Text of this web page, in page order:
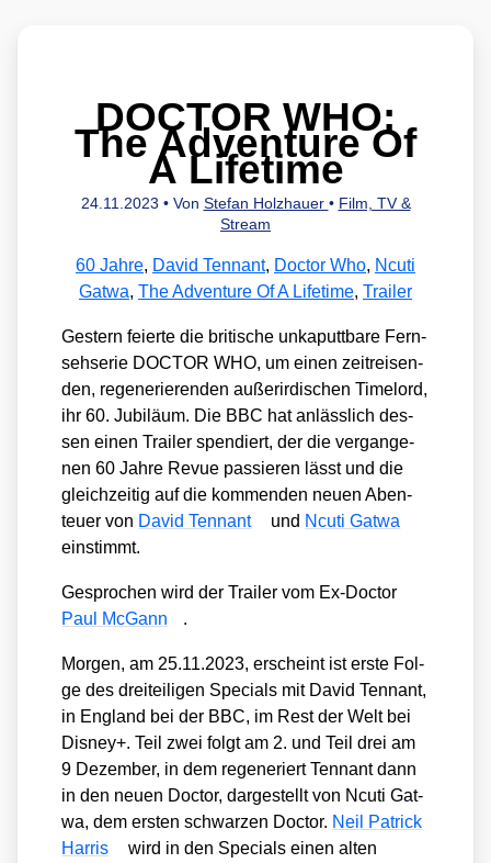
DOCTOR WHO:
The Adventure Of
A Lifetime
24.11.2023 • Von Stefan Holzhauer • Film, TV &
Stream
60 Jahre, David Tennant, Doctor Who, Ncuti
Gatwa, The Adventure Of A Lifetime, Trailer
Ges­tern fei­er­te die bri­ti­sche unka­putt­ba­re Fern­
seh­se­rie DOCTOR WHO, um einen zeit­rei­sen­
den, rege­ne­rie­ren­den außer­ir­di­schen Timelord,
ihr 60. Jubi­lä­um. Die BBC hat anläss­lich des­
sen einen Trai­ler spen­diert, der die ver­gan­ge­
nen 60 Jah­re Revue pas­sie­ren lässt und die
gleich­zei­tig auf die kom­men­den neu­en Aben­
teu­er von David Ten­n­ant und Ncu­ti Gat­wa
ein­stimmt.
Gespro­chen wird der Trai­ler vom Ex-Doc­tor
Paul McGann
.
Mor­gen, am 25.11.2023, erscheint ist ers­te Fol­
ge des drei­tei­li­gen Spe­cials mit David Ten­n­ant,
in Eng­land bei der BBC, im Rest der Welt bei
Dis­ney+. Teil zwei folgt am 2. und Teil drei am
9 Dezem­ber, in dem rege­ne­riert Ten­n­ant dann
in den neu­en Doc­tor, dar­ge­stellt von Ncu­ti Gat­
wa, dem ers­ten schwar­zen Doc­tor. Neil Patrick
Har­ris
wird in den Spe­cials einen alten